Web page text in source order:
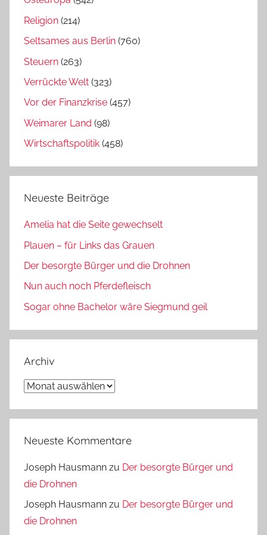
Religion (214)
Seltsames aus Berlin (760)
Steuern (263)
Verrückte Welt (323)
Vor der Finanzkrise (457)
Weimarer Land (98)
Wirtschaftspolitik (458)
Neueste Beiträge
Amelia hat die Seite gewechselt
Plauen – für Links das Grauen
Der besorgte Bürger und die Drohnen
Nun auch noch Pferdefleisch
Sogar ohne Bachelor wäre Siegmund geil
Archiv
Archiv
Neueste Kommentare
Joseph Hausmann zu Der besorgte Bürger und
die Drohnen
Joseph Hausmann zu Der besorgte Bürger und
die Drohnen